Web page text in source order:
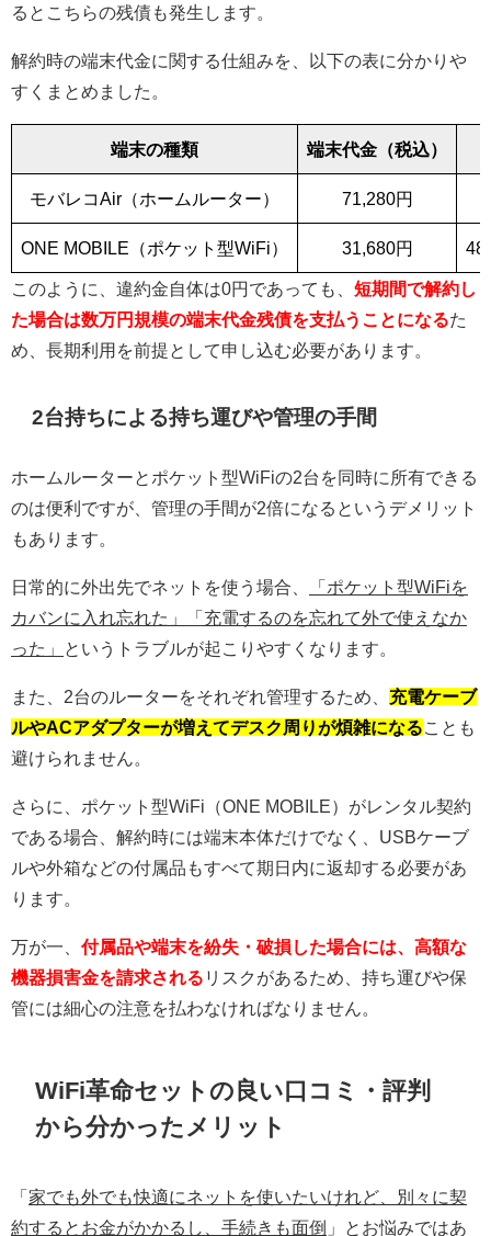
るとこちらの残債も発生します。
解約時の端末代金に関する仕組みを、以下の表に分かりや
すくまとめました。
端末の種類 端末代金（税込）
モバレコAir（ホームルーター） 71,280円
ONE MOBILE（ポケット型WiFi） 31,680円 48
このように、違約金自体は0円であっても、 短期間で解約し
た場合は数万円規模の端末代金残債を支払うことになるた
め、長期利用を前提として申し込む必要があります。
2台持ちによる持ち運びや管理の手間
ホームルーターとポケット型WiFiの2台を同時に所有できる
のは便利ですが、管理の手間が2倍になるというデメリット
もあります。
日常的に外出先でネットを使う場合、
「ポケット型WiFiを
カバンに入れ忘れた」「充電するのを忘れて外で使えなか
った」
というトラブルが起こりやすくなります。
また、2台のルーターをそれぞれ管理するため、 充電ケーブ
ルやACアダプターが増えてデスク周りが煩雑になる ことも
避けられません。
さらに、ポケット型WiFi（ONE MOBILE）がレンタル契約
である場合、解約時には端末本体だけでなく、USBケーブ
ルや外箱などの付属品もすべて期日内に返却する必要があ
ります。
万が一、 付属品や端末を紛失・破損した場合には、高額な
機器損害金を請求される リスクがあるため、持ち運びや保
管には細心の注意を払わなければなりません。
WiFi革命セットの良い口コミ・評判
から分かったメリット
「 家でも外でも快適にネットを使いたいけれど、別々に契
約するとお金がかかるし、手続きも面倒 」とお悩みではあ